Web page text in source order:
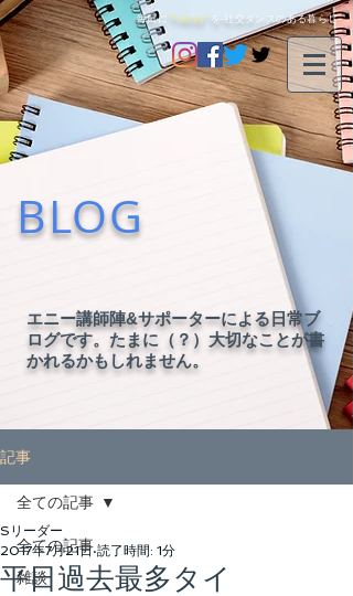
毎日に"happy" を-社交ダンスのある暮らし-
BLOG
エニー講師陣&サポーターによる日常ブ
ログです。たまに（？）大切なことが書
かれるかもしれません。
記事
全ての記事
雑談
全ての記事
平日過去最多タイ
Sリーダー
2017年7月21日 読了時間: 1分